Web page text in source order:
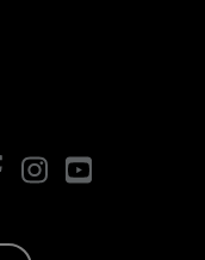
FacebookInstagramYouTube